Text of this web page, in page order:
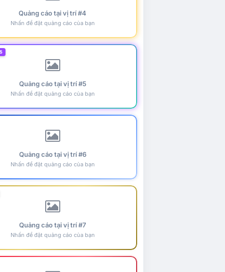
Quảng cáo tại vị trí #4
Nhấn để đặt quảng cáo của bạn
Quảng cáo tại vị trí #5
Nhấn để đặt quảng cáo của bạn
Quảng cáo tại vị trí #6
Nhấn để đặt quảng cáo của bạn
Quảng cáo tại vị trí #7
Nhấn để đặt quảng cáo của bạn